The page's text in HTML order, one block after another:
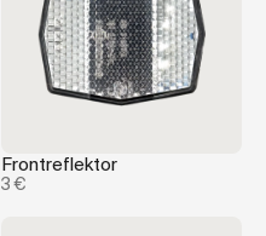
Frontreflektor
3 €